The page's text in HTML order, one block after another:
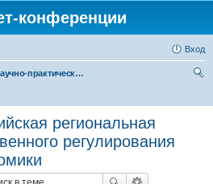
конференции
Вход
II Научно-практическая интернет-конференция «Проблемы экономического роста и устойчивого развития территорий»
региональная
регулирования